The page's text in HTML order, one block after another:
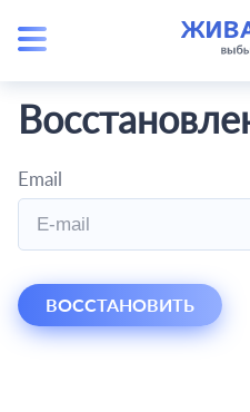
Email
ВОССТАНОВИТЬ